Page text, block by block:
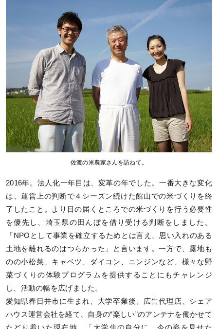
佐渡の米農家さんを訪ねて。
2016年。法人化一年目は、変革の年でした。一番大きな変化
は、運営上の判断で４シーズン続けた館山での米づくりを終
了したこと。より目の届くところでの米づくりを行う必要性
を優先し、埼玉県の田んぼを借り受ける判断をしました。
「NPOとして事業を確立するためとは言え、思い入れのある
土地を離れるのはつらかった」と言います。一方で、露地も
のの小松菜、キャベツ、ダイコン、ニンジンなど、様々な野
菜づくりの体験プログラムを提供することにもチャレンジ
し、活動の幅を広げました。
愛知県春日井市に生まれ、大学卒業後、広告代理店、シェア
ハウス運営会社を経て、自身の“楽しい”のアンテナを働かせて
たどり着いた現在地。「大学生の自分に、今の姿を見せた